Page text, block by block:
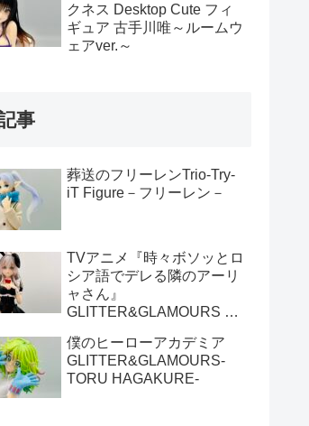
クネス Desktop Cute フィ
ギュア 古手川唯～ルームウ
ェアver.～
事
葬送のフリーレンTrio-Try-
iT Figure－フリーレン－
TVアニメ『時々ボソッとロ
シア語でデレる隣のアーリ
ャさん』
GLITTER&GLAMOURS ア
僕のヒーローアカデミア
GLITTER&GLAMOURS-
TORU HAGAKURE-